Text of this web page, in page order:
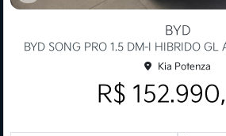
Co
lhe
BYD
BYD SONG PRO 1.5 DM-I HIBRIDO
Kia Potenza
R$